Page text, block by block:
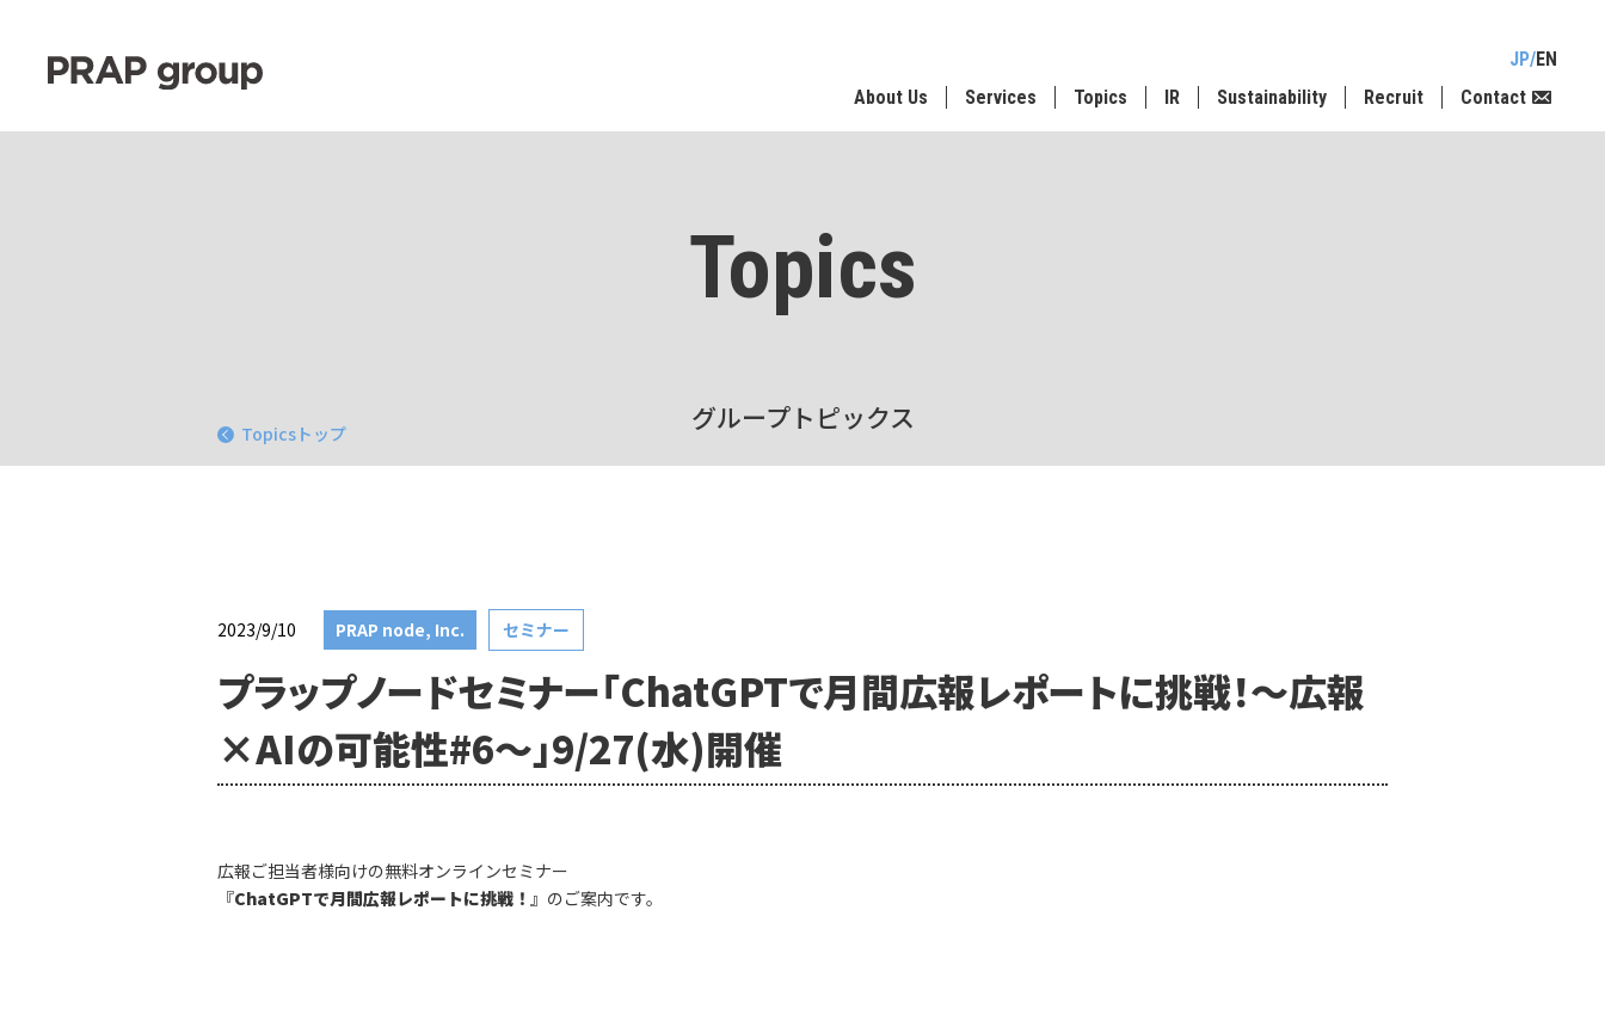
JP EN
About Us
Services Topics IR Sustainability Recruit Contact
Topics
グループトピックス
Topicsトップ
2023/9/10 PRAP node, Inc. セミナー
プラップノードセミナー「ChatGPTで月間広報レポートに挑戦！～広報
×AIの可能性#6～」9/27(水)開催
広報ご担当者様向けの無料オンラインセミナー
『ChatGPTで月間広報レポートに挑戦！ 』のご案内です。